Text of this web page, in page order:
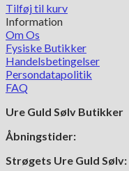
Tilføj til kurv
Information
Om Os
Fysiske Butikker
Handelsbetingelser
Persondatapolitik
FAQ
Ure Guld Sølv Butikker
Åbningstider:
Strøgets Ure Guld Sølv: